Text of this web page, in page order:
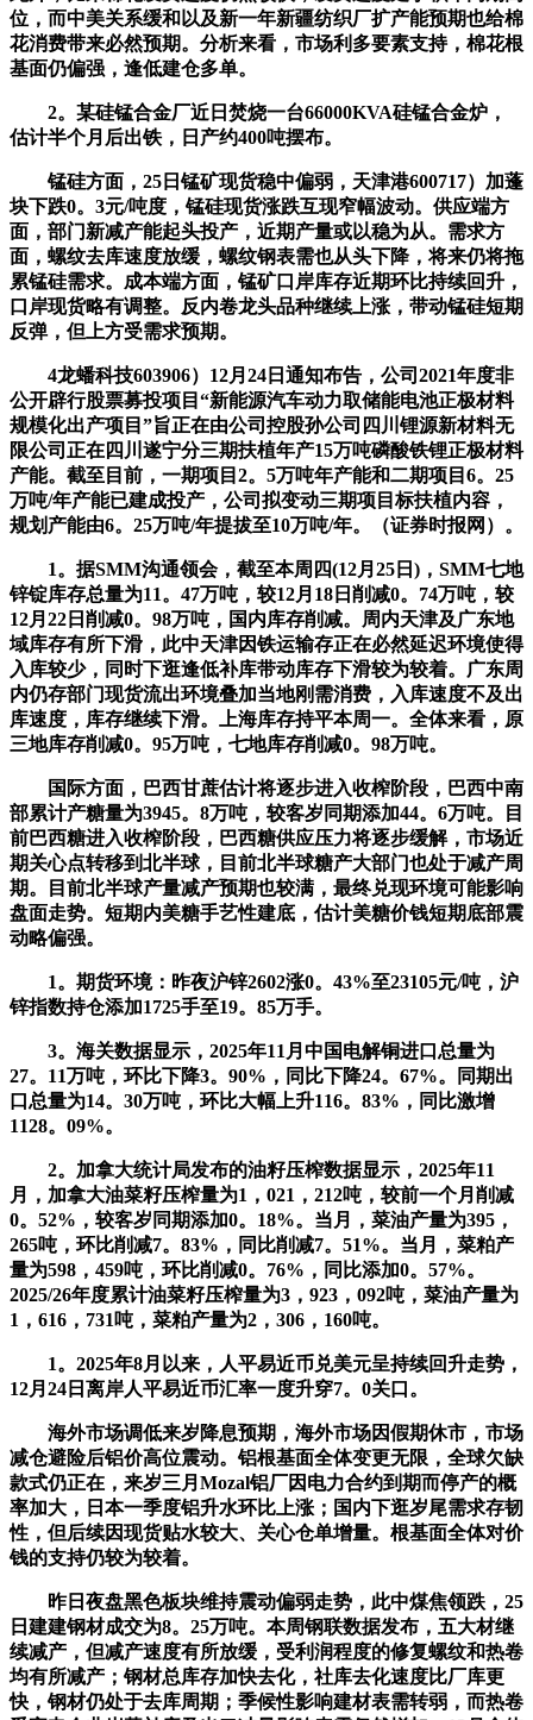
位，而中美关系缓和以及新一年新疆纺织厂扩产能预期也给棉
花消费带来必然预期。分析来看，市场利多要素支持，棉花根
基面仍偏强，逢低建仓多单。
2。某硅锰合金厂近日焚烧一台66000KVA硅锰合金炉，
估计半个月后出铁，日产约400吨摆布。
锰硅方面，25日锰矿现货稳中偏弱，天津港600717）加蓬
块下跌0。3元/吨度，锰硅现货涨跌互现窄幅波动。供应端方
面，部门新减产能起头投产，近期产量或以稳为从。需求方
面，螺纹去库速度放缓，螺纹钢表需也从头下降，将来仍将拖
累锰硅需求。成本端方面，锰矿口岸库存近期环比持续回升，
口岸现货略有调整。反内卷龙头品种继续上涨，带动锰硅短期
反弹，但上方受需求预期。
4龙蟠科技603906）12月24日通知布告，公司2021年度非
公开辟行股票募投项目“新能源汽车动力取储能电池正极材料
规模化出产项目”旨正在由公司控股孙公司四川锂源新材料无
限公司正在四川遂宁分三期扶植年产15万吨磷酸铁锂正极材料
产能。截至目前，一期项目2。5万吨年产能和二期项目6。25
万吨/年产能已建成投产，公司拟变动三期项目标扶植内容，
规划产能由6。25万吨/年提拔至10万吨/年。（证券时报网）。
1。据SMM沟通领会，截至本周四(12月25日)，SMM七地
锌锭库存总量为11。47万吨，较12月18日削减0。74万吨，较
12月22日削减0。98万吨，国内库存削减。周内天津及广东地
域库存有所下滑，此中天津因铁运输存正在必然延迟环境使得
入库较少，同时下逛逢低补库带动库存下滑较为较着。广东周
内仍存部门现货流出环境叠加当地刚需消费，入库速度不及出
库速度，库存继续下滑。上海库存持平本周一。全体来看，原
三地库存削减0。95万吨，七地库存削减0。98万吨。
国际方面，巴西甘蔗估计将逐步进入收榨阶段，巴西中南
部累计产糖量为3945。8万吨，较客岁同期添加44。6万吨。目
前巴西糖进入收榨阶段，巴西糖供应压力将逐步缓解，市场近
期关心点转移到北半球，目前北半球糖产大部门也处于减产周
期。目前北半球产量减产预期也较满，最终兑现环境可能影响
盘面走势。短期内美糖手艺性建底，估计美糖价钱短期底部震
动略偏强。
1。期货环境：昨夜沪锌2602涨0。43%至23105元/吨，沪
锌指数持仓添加1725手至19。85万手。
3。海关数据显示，2025年11月中国电解铜进口总量为
27。11万吨，环比下降3。90%，同比下降24。67%。同期出
口总量为14。30万吨，环比大幅上升116。83%，同比激增
1128。09%。
2。加拿大统计局发布的油籽压榨数据显示，2025年11
月，加拿大油菜籽压榨量为1，021，212吨，较前一个月削减
0。52%，较客岁同期添加0。18%。当月，菜油产量为395，
265吨，环比削减7。83%，同比削减7。51%。当月，菜粕产
量为598，459吨，环比削减0。76%，同比添加0。57%。
2025/26年度累计油菜籽压榨量为3，923，092吨，菜油产量为
1，616，731吨，菜粕产量为2，306，160吨。
1。2025年8月以来，人平易近币兑美元呈持续回升走势，
12月24日离岸人平易近币汇率一度升穿7。0关口。
海外市场调低来岁降息预期，海外市场因假期休市，市场
减仓避险后铝价高位震动。铝根基面全体变更无限，全球欠缺
款式仍正在，来岁三月Mozal铝厂因电力合约到期而停产的概
率加大，日本一季度铝升水环比上涨；国内下逛岁尾需求存韧
性，但后续因现货贴水较大、关心仓单增量。根基面全体对价
钱的支持仍较为较着。
昨日夜盘黑色板块维持震动偏弱走势，此中煤焦领跌，25
日建建钢材成交为8。25万吨。本周钢联数据发布，五大材继
续减产，但减产速度有所放缓，受利润程度的修复螺纹和热卷
均有所减产；钢材总库存加快去化，社库去化速度比厂库更
快，钢材仍处于去库周期；季候性影响建材表需转弱，而热卷